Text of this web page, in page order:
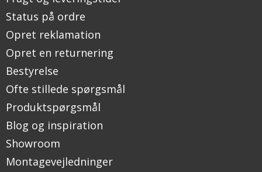
Status på ordre
Opret reklamation
Opret en returnering
Bestyrelse
Ofte stillede spørgsmål
Produktspørgsmål
Blog og inspiration
Showroom
Montagevejledninger